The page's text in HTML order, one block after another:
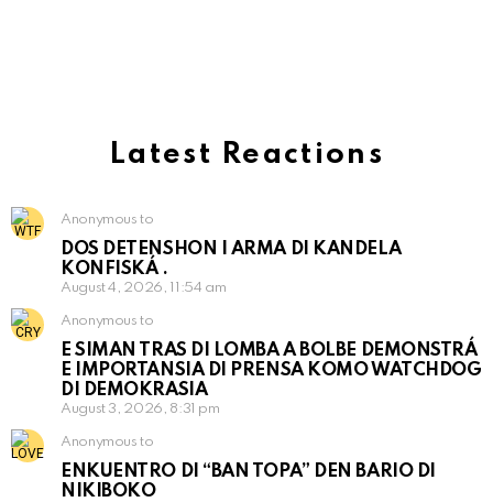
Latest Reactions
Anonymous to
DOS DETENSHON I ARMA DI KANDELA
KONFISKÁ .
August 4, 2026, 11:54 am
Anonymous to
E SIMAN TRAS DI LOMBA A BOLBE DEMONSTRÁ
E IMPORTANSIA DI PRENSA KOMO WATCHDOG
DI DEMOKRASIA
August 3, 2026, 8:31 pm
Anonymous to
ENKUENTRO DI “BAN TOPA” DEN BARIO DI
NIKIBOKO